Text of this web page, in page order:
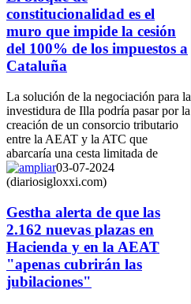
constitucionalidad es el
muro que impide la cesión
del 100% de los impuestos a
Cataluña
La solución de la negociación para la
investidura de Illa podría pasar por la
creación de un consorcio tributario
entre la AEAT y la ATC que
abarcaría una cesta limitada de
03-07-2024
(diariosigloxxi.com)
Gestha alerta de que las
2.162 nuevas plazas en
Hacienda y en la AEAT
"apenas cubrirán las
jubilaciones"